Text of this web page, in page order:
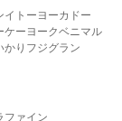
イトーヨーカドー
ケー ヨークベニマル
かり フジグラン
ファイン